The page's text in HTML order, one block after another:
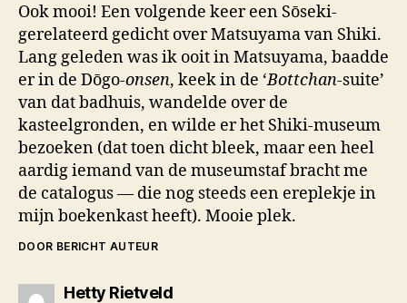
Ook mooi! Een volgende keer een Sōseki-
gerelateerd gedicht over Matsuyama van Shiki.
Lang geleden was ik ooit in Matsuyama, baadde
er in de Dōgo-onsen, keek in de ‘Bottchan-suite’
van dat badhuis, wandelde over de
kasteelgronden, en wilde er het Shiki-museum
bezoeken (dat toen dicht bleek, maar een heel
aardig iemand van de museumstaf bracht me
de catalogus — die nog steeds een ereplekje in
mijn boekenkast heeft). Mooie plek.
DOOR BERICHT AUTEUR
Hetty Rietveldzegt: